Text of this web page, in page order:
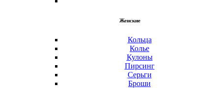
Женские
Кольца
Колье
Кулоны
Пирсинг
Серьги
Броши